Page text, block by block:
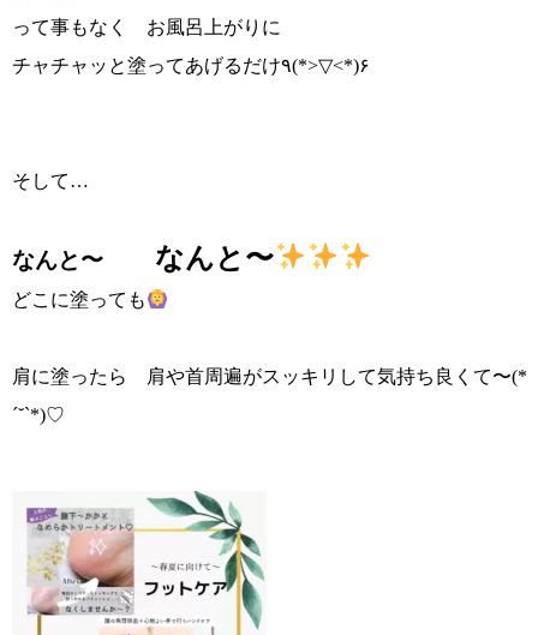
って事もなく お風呂上がりに
チャチャッと塗ってあげるだけ٩(*>▽<*)۶
そして…
なんと〜 なんと〜
どこに塗っても
肩に塗ったら 肩や首周遍がスッキリして気持ち良くて〜(*
´˘`*)♡